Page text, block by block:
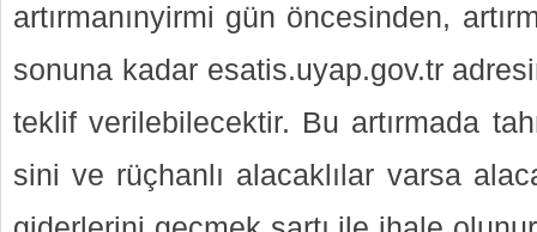
artırmanınyirmi gün öncesinden,
sonuna kadar esatis.uyap.gov.tr
teklif verilebilecektir. Bu artırmada
sini ve rüçhanlı alacaklılar varsa